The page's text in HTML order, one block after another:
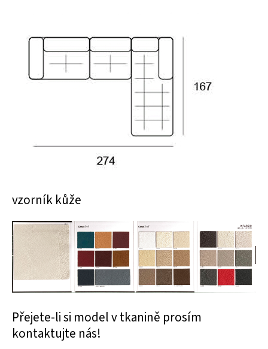
vzorník kůže
Přejete-li si model v tkanině prosím
kontaktujte nás!